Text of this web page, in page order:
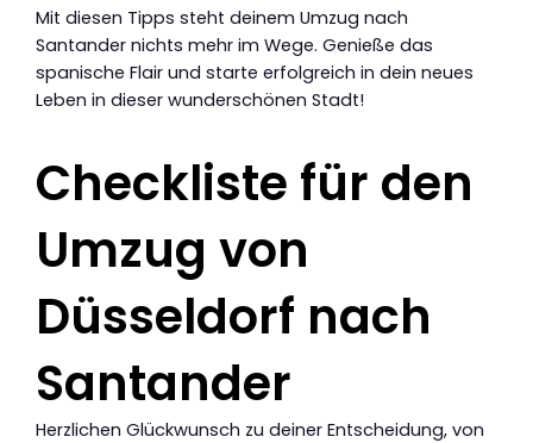
Mit diesen Tipps steht deinem Umzug nach
Santander nichts mehr im Wege. Genieße das
spanische Flair und starte erfolgreich in dein neues
Leben in dieser wunderschönen Stadt!
Checkliste für den
Umzug von
Düsseldorf nach
Santander
Herzlichen Glückwunsch zu deiner Entscheidung, von